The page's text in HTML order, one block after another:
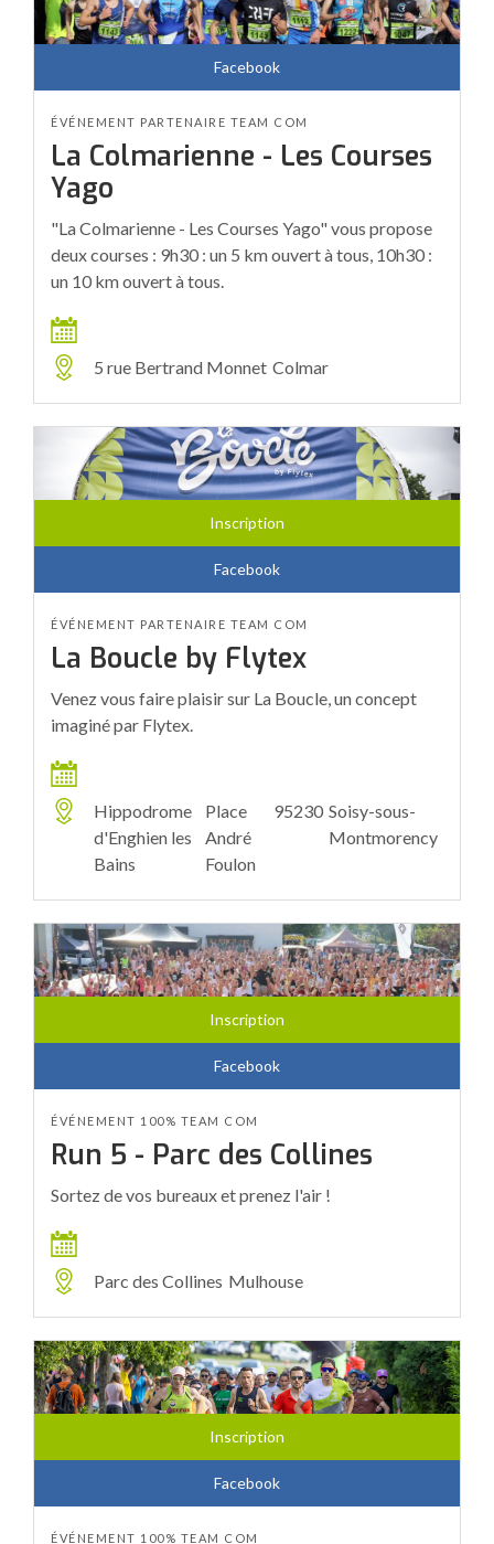
Facebook
ÉVÉNEMENT PARTENAIRE TEAM COM
La Colmarienne - Les Courses
Yago
"La Colmarienne - Les Courses Yago" vous propose
deux courses : 9h30 : un 5 km ouvert à tous, 10h30 :
un 10 km ouvert à tous.
5 rue Bertrand Monnet Colmar
Inscription
Facebook
ÉVÉNEMENT PARTENAIRE TEAM COM
La Boucle by Flytex
Venez vous faire plaisir sur La Boucle, un concept
imaginé par Flytex.
Hippodrome
d'Enghien les
Bains
Place
André
Foulon
95230 Soisy-sous-
Montmorency
Inscription
Facebook
ÉVÉNEMENT 100% TEAM COM
Run 5 - Parc des Collines
Sortez de vos bureaux et prenez l'air !
Parc des Collines Mulhouse
Inscription
Facebook
ÉVÉNEMENT 100% TEAM COM